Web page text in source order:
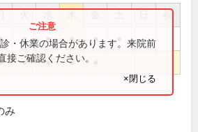
祝
● ● ● ● ●
● ● ●
・休業の場合があります。来院前
接ご確認ください。
×閉じる
み